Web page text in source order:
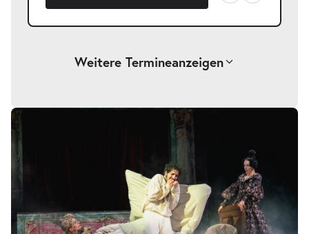
Weitere Termineanzeigen
Frühere Verhältnisse | Von nun an
20:30–22:05 Uhr
Bildergalerie
überspringen